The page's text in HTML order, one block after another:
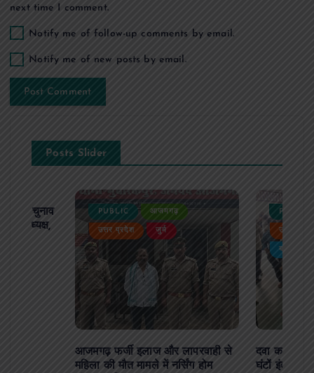
next time I comment.
Notify me of follow-up comments by email.
Notify me of new posts by email.
Posts Slider
का चुनाव
बने अध्यक्ष,
PUBLIC आजमगढ़
उत्तर प्रदेश जुर्म
आजमगढ़ फर्जी इलाज और लापरवाही से
महिला की मौत मामले में नर्सिंग होम
PUBLIC
उत्तर
बड़ी खबर
दवा कक्ष में
घंटों इंतजार